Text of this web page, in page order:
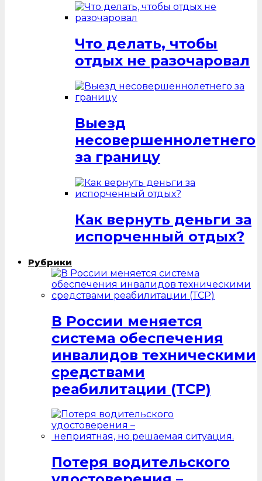
Что делать, чтобы
отдых не разочаровал
Выезд
несовершеннолетнего
за границу
Как вернуть деньги за
испорченный отдых?
Рубрики
В России меняется
система обеспечения
инвалидов техническими
средствами
реабилитации (ТСР)
Потеря водительского